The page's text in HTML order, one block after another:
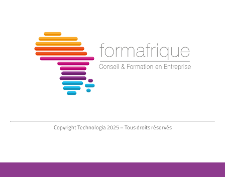
Copyright Technologia 2025 – Tous droits réservés